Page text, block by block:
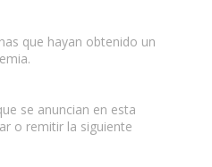
que hayan obtenido un
se anuncian en esta
o remitir la siguiente